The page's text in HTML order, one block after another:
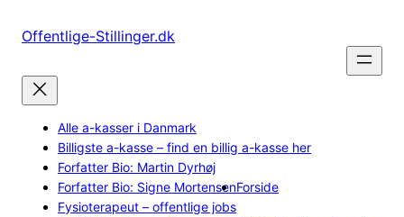
Offentlige-Stillinger.dk
Alle a-kasser i Danmark
Billigste a-kasse – find en billig a-kasse her
Forfatter Bio: Martin Dyrhøj
Forfatter Bio: Signe MortensenForside
Fysioterapeut – offentlige jobs